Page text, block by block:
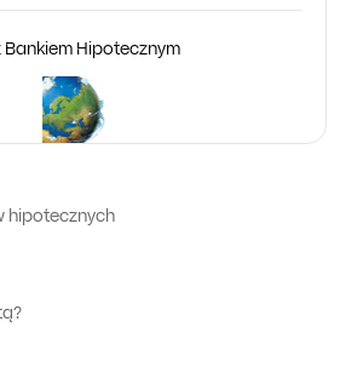
Bankiem Hipotecznym
hipotecznych